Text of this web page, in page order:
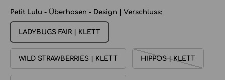
Petit Lulu - Überhosen - Design | Verschluss:
LADYBUGS FAIR | KLETT
WILD STRAWBERRIES | KLETT HIPPOS | KLETT